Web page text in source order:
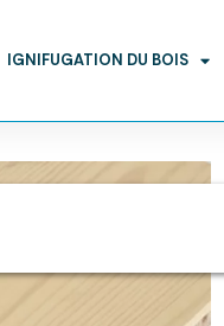
IGNIFUGATION DU BOIS